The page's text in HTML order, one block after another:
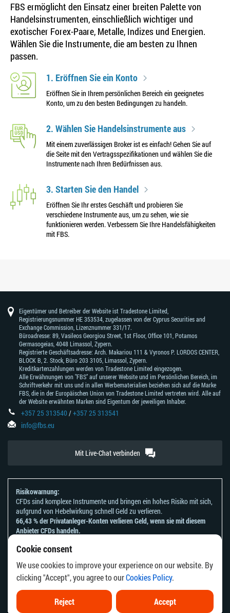
Cookie consent
We use cookies to improve your experience on our website. By
clicking "Accept", you agree to ourCookies Policy.
Reject Accept
FBS ermöglicht den Einsatz einer breiten Palette von
Handelsinstrumenten, einschließlich wichtiger und
exotischer Forex-Paare, Metalle, Indizes und Energien.
Wählen Sie die Instrumente, die am besten zu Ihnen
passen.
1. Eröffnen Sie ein Konto
Eröffnen Sie in Ihrem persönlichen Bereich ein geeignetes
Konto, um zu den besten Bedingungen zu handeln.
2. Wählen Sie Handelsinstrumente aus
Mit einem zuverlässigen Broker ist es einfach! Gehen Sie auf
die Seite mit den Vertragsspezifikationen und wählen Sie die
Instrumente nach Ihren Bedürfnissen aus.
3. Starten Sie den Handel
Eröffnen Sie Ihr erstes Geschäft und probieren Sie
verschiedene Instrumente aus, um zu sehen, wie sie
funktionieren werden. Verbessern Sie Ihre Handelsfähigkeiten
mit FBS.
Eigentümer und Betreiber der Website ist Tradestone Limited,
Registrierungsnummer HE 353534, zugelassen von der Cyprus Securities and
Exchange Commission, Lizenznummer 331/17.
Büroadresse: 89, Vasileos Georgiou Street, 1st Floor, Office 101, Potamos
Germasogeias, 4048 Limassol, Zypern.
Registrierte Geschäftsadresse: Arch. Makariou 111 & Vyronos Р. LORDOS CENTER,
BLOCK В, 2. Stock, Büro 203 3105, Limassol, Zypern.
Kreditkartenzahlungen werden von Tradestone Limited eingezogen.
Alle Erwähnungen von "FBS" auf unserer Website und im Persönlichen Bereich, im
Schriftverkehr mit uns und in allen Werbematerialien beziehen sich auf die Marke
FBS, die in der Europäischen Union von Tradestone Limited vertreten wird. Alle auf
der Website erwähnten Marken sind Eigentum der jeweiligen Inhaber.
+357 25 313540/+357 25 313541
info@fbs.eu
Mit Live-Chat verbinden
Risikowarnung:
CFDs sind komplexe Instrumente und bringen ein hohes Risiko mit sich,
aufgrund von Hebelwirkung schnell Geld zu verlieren.
66,43 % der Privatanleger-Konten verlieren Geld, wenn sie mit diesem
Anbieter CFDs handeln.
ob Sie es sich leisten können, zu riskieren, Ihr Geld zu verlieren.
Bitte beachten Sie unsere
Risikoanerkennungen und Offenlegungen
Die Informationen auf dieser Website sind nicht für Personen bestimmt,
die in einem Land oder einer Rechtsordnung ansässig sind, in dem die
Verbreitung oder Nutzung dieser Informationen gegen die örtlichen
Gesetze oder Vorschriften verstoßen würde.